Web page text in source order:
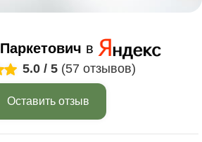
Паркетович в
5.0 / 5 (57 отзывов)
Оставить отзыв